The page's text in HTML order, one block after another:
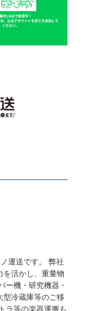
運送です。 弊社
を活かし、重量物
ー機・研究機器・
型冷蔵庫等のご移
ラ等の楽器運搬も